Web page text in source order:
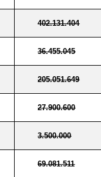
402.131.404
36.455.045
205.051.649
27.900.600
3.500.000
69.081.511